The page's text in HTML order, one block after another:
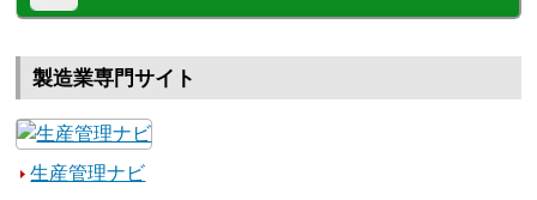
製造業専門サイト
生産管理ナビ